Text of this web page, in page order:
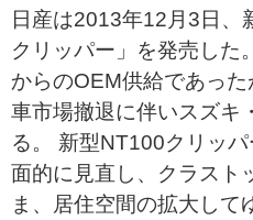
日産は2013年12月3日、
クリッパー」を発売した
からのOEM供給であっ
車市場撤退に伴いスズキ
る。 新型NT100クリッ
面的に見直し、クラスト
ま、居住空間の拡大して